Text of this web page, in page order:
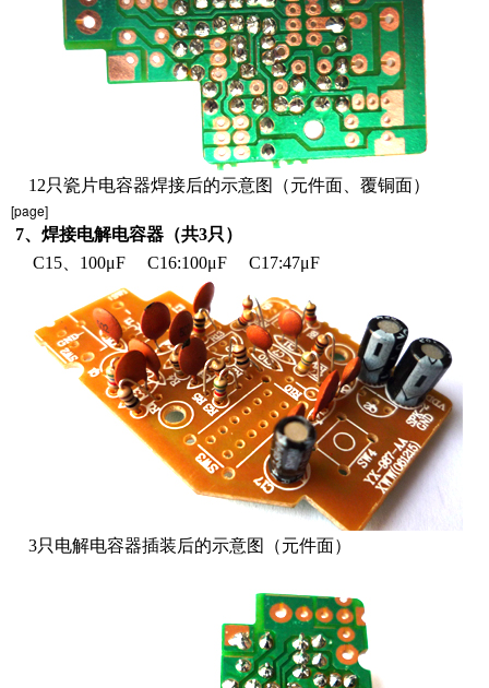
12只瓷片电容器焊接后的示意图（元件面、覆铜面）
[page]
7、焊接电解电容器（共3只）
C15、100μF C16:100μF C17:47μF
3只电解电容器插装后的示意图（元件面）